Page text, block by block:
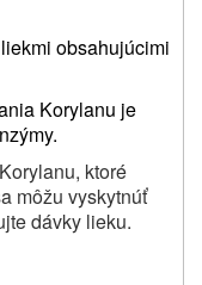
obsahujúcimi
Korylanu je
ktoré
môžu vyskytnúť
dávky lieku.